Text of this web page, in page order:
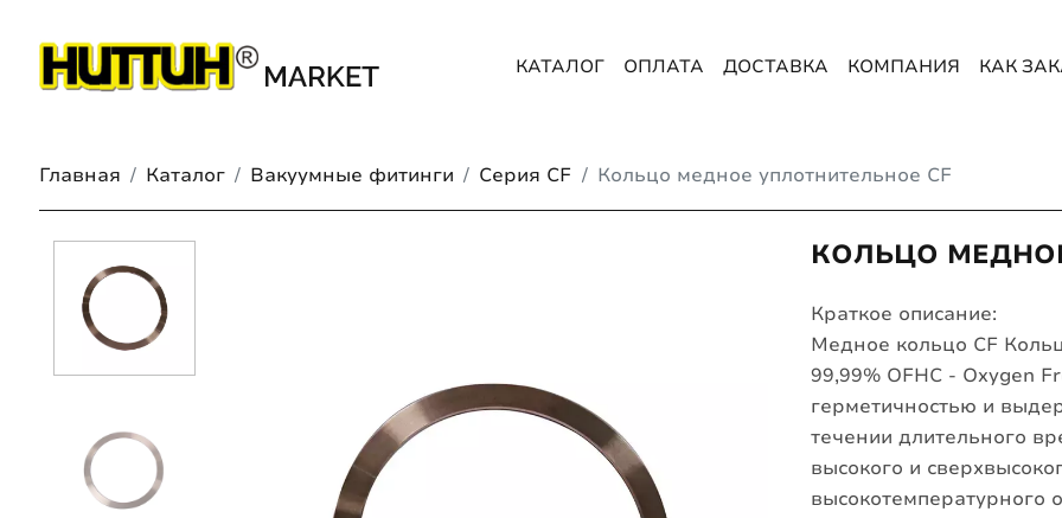
КАТАЛОГ ОПЛАТА ДОСТАВКА КОМПАНИЯ КАК
Главная Каталог Вакуумные фитинги Серия CF Кольцо медное уплотнительное CF
КОЛЬЦО
Краткое описание:
Медное кольцо CF
99,99% OFHC - Oxygen
герметичностью и
течении длительного
высокого и
высокотемпературного